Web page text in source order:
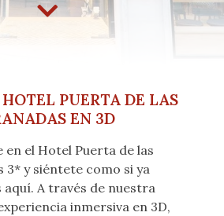
PUERTA DE LAS
EN 3D
el Hotel Puerta de las
3* y siéntete como si ya
aquí. A través de nuestra
inmersiva en 3D,